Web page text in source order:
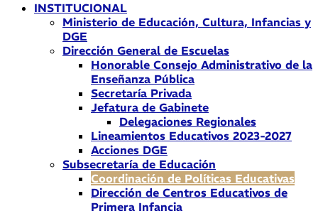
INSTITUCIONAL
Ministerio de Educación, Cultura, Infancias y
DGE
Dirección General de Escuelas
Honorable Consejo Administrativo de la
Enseñanza Pública
Secretaría Privada
Jefatura de Gabinete
Delegaciones Regionales
Lineamientos Educativos 2023-2027
Acciones DGE
Subsecretaría de Educación
Coordinación de Políticas Educativas
Dirección de Centros Educativos de
Primera Infancia